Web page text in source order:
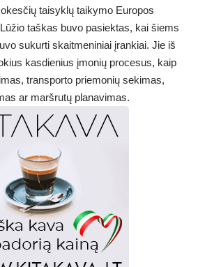
taisyklų taikymo Europos
taškas buvo pasiektas, kai šiems
sukurti skaitmeniniai įrankiai. Jie iš
kasdienius įmonių procesus, kaip
transporto priemonių sekimas,
ar maršrutų planavimas.